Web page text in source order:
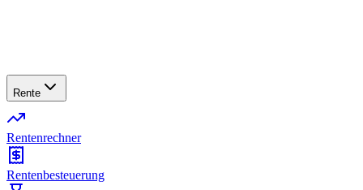
Rente
Rentenrechner
Rentenbesteuerung